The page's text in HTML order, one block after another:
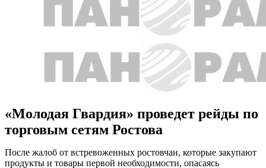
«Молодая Гвардия» проведет рейды по
торговым сетям Ростова
После жалоб от встревоженных ростовчан, которые закупают
продукты и товары первой необходимости, опасаясь